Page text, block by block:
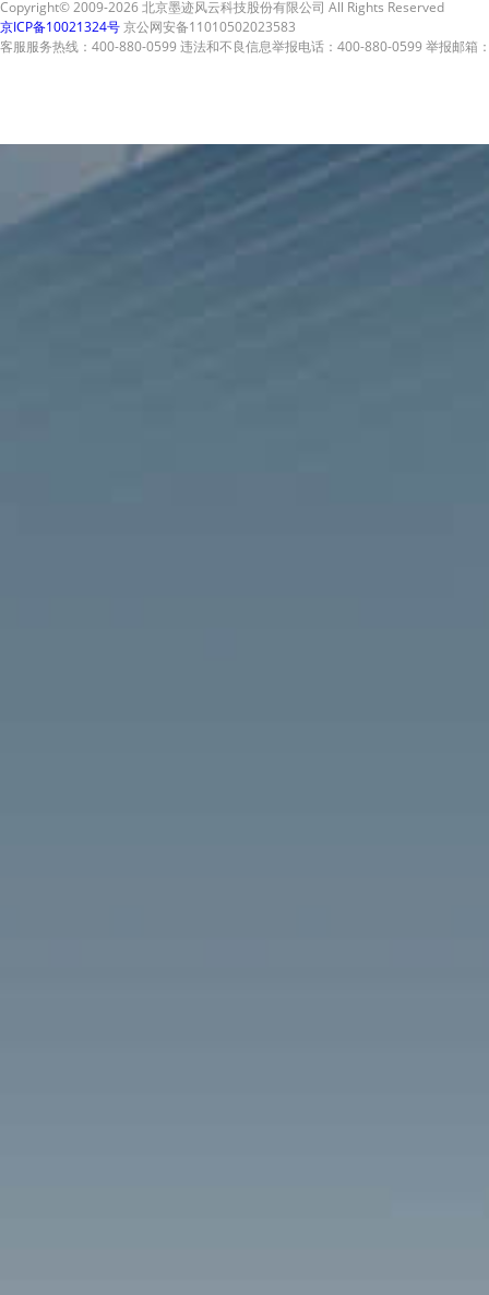
Copyright© 2009-2026 北京墨迹风云科技股份有限公司 All Rights Reserved
京ICP备10021324号京公网安备11010502023583
客服服务热线：400-880-0599 违法和不良信息举报电话：400-880-0599 举报邮箱